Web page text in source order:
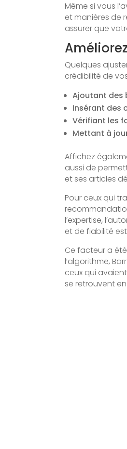
Même si vous
et manières de
assurer que
Quelques
crédibilité de
Ajoutant des
Insérant des
Vérifiant les
Mettant à
Affichez
aussi de
et ses articles
Pour ceux qui
l’expertise,
et de fiabilité
Ce facteur a
l’algorithme,
ceux qui
se retrouvent